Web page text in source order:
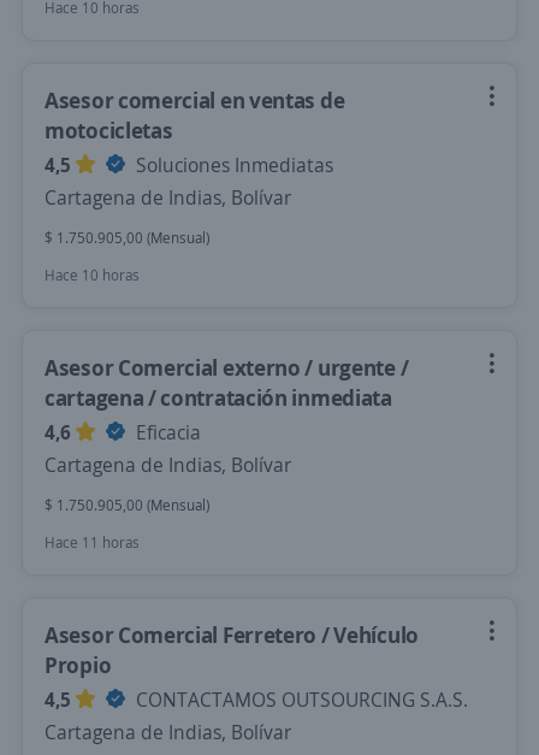
Hace 10 horas
Asesor comercial en ventas de
motocicletas
4,5
Soluciones Inmediatas
Cartagena de Indias, Bolívar
$ 1.750.905,00 (Mensual)
Hace 10 horas
Asesor Comercial externo / urgente /
cartagena / contratación inmediata
4,6
Eficacia
Cartagena de Indias, Bolívar
$ 1.750.905,00 (Mensual)
Hace 11 horas
Asesor Comercial Ferretero / Vehículo
Propio
4,5
CONTACTAMOS OUTSOURCING S.A.S.
Cartagena de Indias, Bolívar